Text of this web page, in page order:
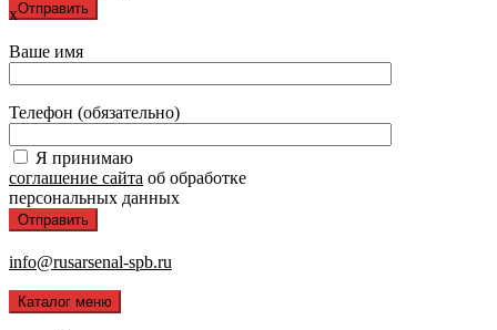
x
Ваше имя
Телефон (обязательно)
Я принимаю
соглашение сайта об обработке
персональных данных
info@rusarsenal-spb.ru
Каталог меню